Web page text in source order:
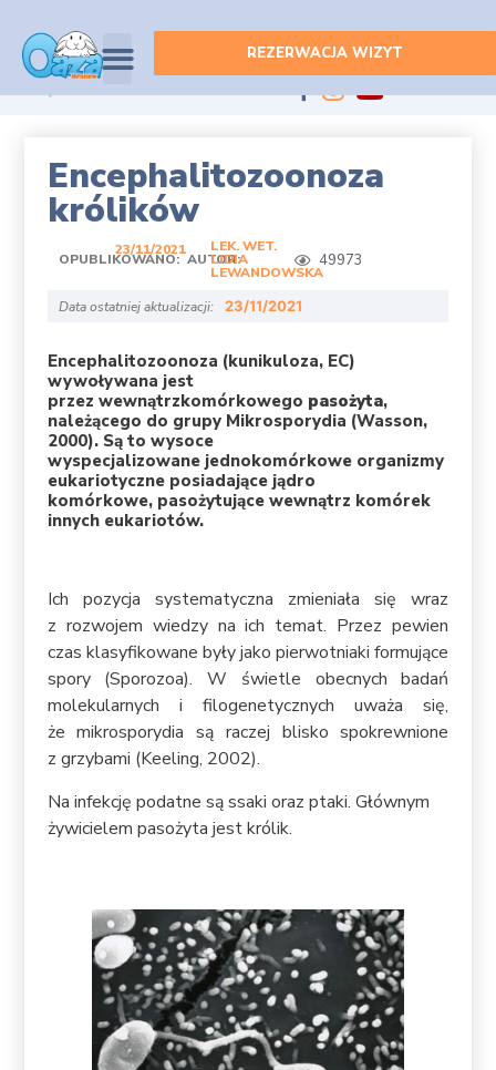
REZERWACJA WIZYT
WSZYSTKIE ARTYKUŁY
Encephalitozoonoza
królików
OPUBLIKOWANO:
23/11/2021
AUTOR:
LEK. WET.
LIDIA
LEWANDOWSKA
49973
Data ostatniej aktualizacji: 23/11/2021
Encephalitozoonoza (kunikuloza, EC)
wywoływana jest
przez wewnątrzkomórkowego pasożyta,
należącego do grupy Mikrosporydia (Wasson,
2000). Są to wysoce
wyspecjalizowane jednokomórkowe organizmy
eukariotyczne posiadające jądro
komórkowe, pasożytujące wewnątrz komórek
innych eukariotów.
Ich pozycja systematyczna zmieniała się wraz
z rozwojem wiedzy na ich temat. Przez pewien
czas klasyfikowane były jako pierwotniaki formujące
spory (Sporozoa). W świetle obecnych badań
molekularnych i filogenetycznych uważa się,
że mikrosporydia są raczej blisko spokrewnione
z grzybami (Keeling, 2002).
Na infekcję podatne są ssaki oraz ptaki. Głównym
żywicielem pasożyta jest królik.